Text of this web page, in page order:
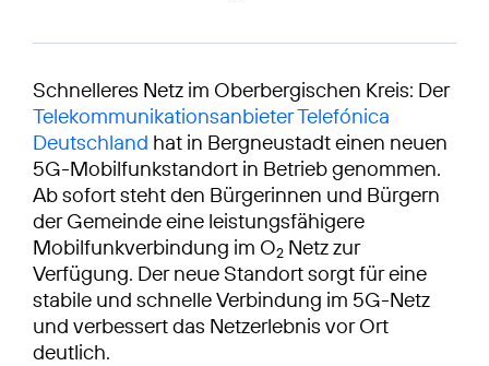
Schnelleres Netz im Oberbergischen Kreis: Der
Telekommunikationsanbieter Telefónica
Deutschland hat in Bergneustadt einen neuen
5G-Mobilfunkstandort in Betrieb genommen.
Ab sofort steht den Bürgerinnen und Bürgern
der Gemeinde eine leistungsfähigere
Mobilfunkverbindung im O2 Netz zur
Verfügung. Der neue Standort sorgt für eine
stabile und schnelle Verbindung im 5G-Netz
und verbessert das Netzerlebnis vor Ort
deutlich.